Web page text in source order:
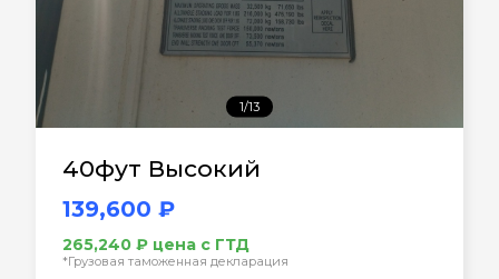
1/13
40фут Высокий
139,600 ₽
265,240 ₽ цена с ГТД
*Грузовая таможенная декларация